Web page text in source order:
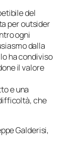
del
per outsider
ogni
dalla
lo ha condiviso
il valore
e una
che
Galderisi,